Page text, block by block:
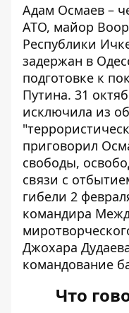
Адам Осмаев –
АТО, майор
Республики
задержан в
подготовке к
Путина. 31
исключила из
приговорил
свободы,
связи с
гибели 2
командира
Джохара
командование
Что